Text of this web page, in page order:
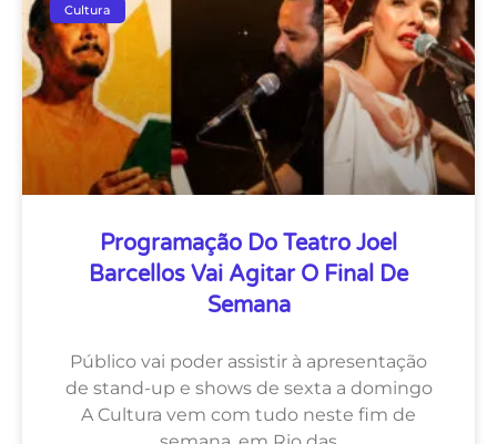
Cultura
Programação Do Teatro Joel
Barcellos Vai Agitar O Final De
Semana
Público vai poder assistir à apresentação
de stand-up e shows de sexta a domingo
A Cultura vem com tudo neste fim de